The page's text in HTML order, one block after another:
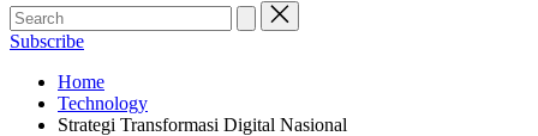
Subscribe
Home
Technology
Strategi Transformasi Digital Nasional